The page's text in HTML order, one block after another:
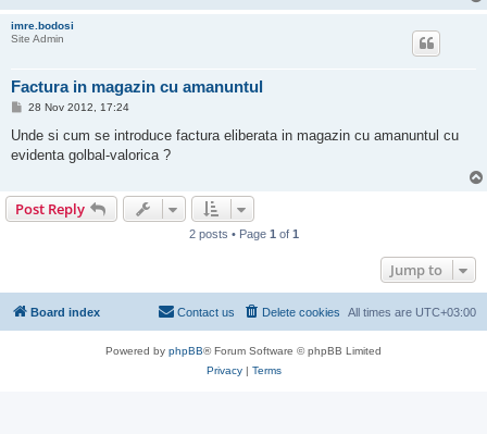
imre.bodosi
Site Admin
Factura in magazin cu amanuntul
P
s
28 Nov 2012, 17:24
Unde si cum se introduce factura eliberata in magazin cu amanuntul cu
evidenta golbal-valorica ?
Post Reply
2 posts • Page 1 of 1
Jump to
Board index All times are UTC+03:00
Delete cookies
Contact us
Powered by phpBB® Forum Software © phpBB Limited
Privacy| Terms